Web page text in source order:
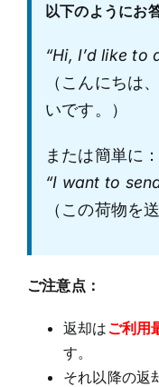
以下のようにお
“Hi, I’d like
（こんにちは
いです。）
または簡単に：
“I want to
（この荷物を
ご注意点：
返却はご利用
す。
それ以降の返